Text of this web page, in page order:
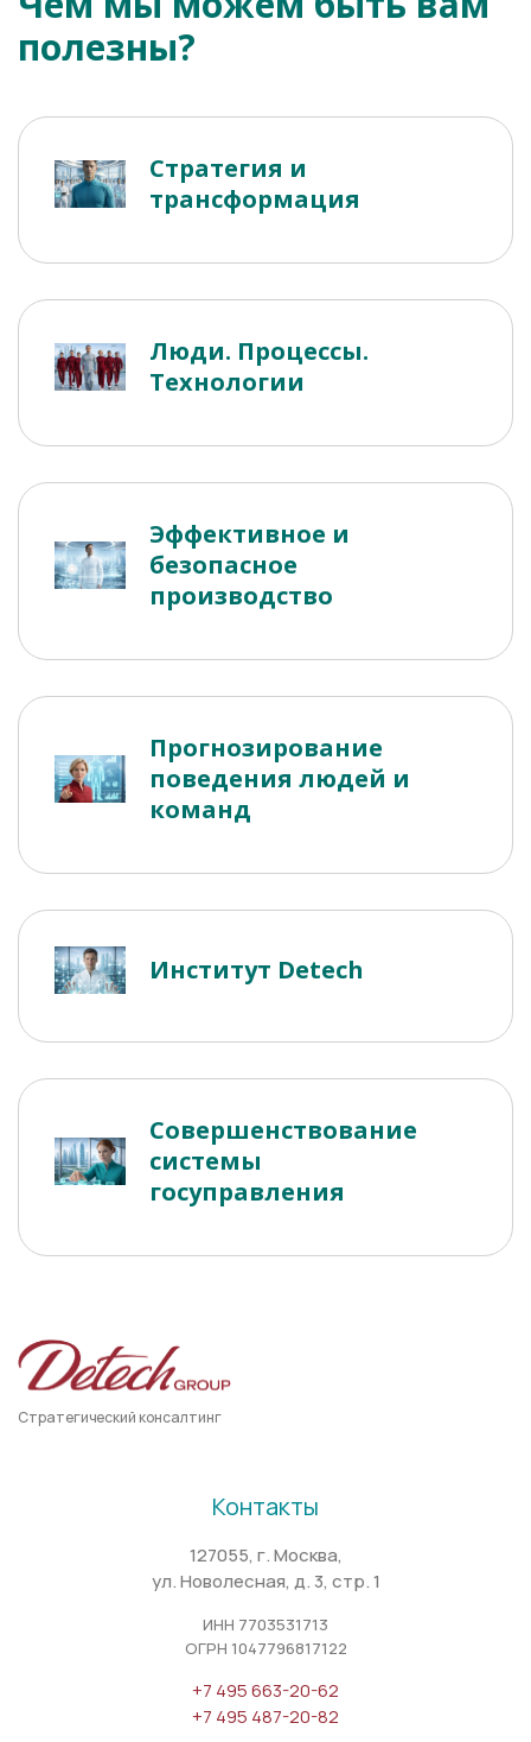
полезны?
Стратегия и
трансформация
Люди. Процессы.
Технологии
Эффективное и
безопасное
производство
Прогнозирование
поведения людей и
команд
Институт Detech
Совершенствование
системы
госуправления
Стратегический консалтинг
Контакты
127055, г. Москва,
ул. Новолесная, д. 3, стр. 1
ИНН 7703531713
ОГРН 1047796817122
+7 495 663-20-62
+7 495 487-20-82